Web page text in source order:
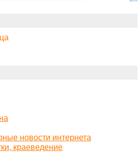
новости интернета
краеведение